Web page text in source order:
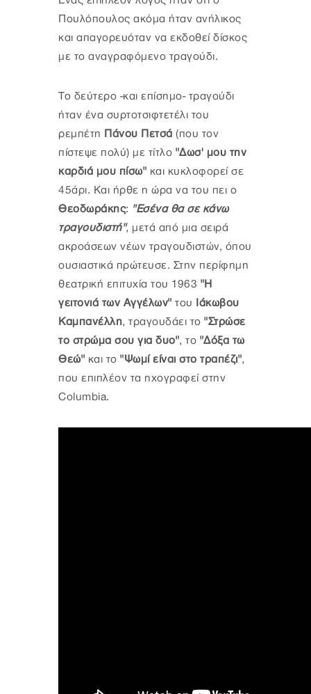
Πουλόπουλος ακόμα ήταν ανήλικος
και απαγορευόταν να εκδοθεί δίσκος
με το αναγραφόμενο τραγούδι.
Το δεύτερο -και επίσημο- τραγούδι
ήταν ένα συρτοτσιφτετέλι του
ρεμπέτη Πάνου Πετσά (που τον
πίστεψε πολύ) με τίτλο "Δωσ' μου την
καρδιά μου πίσω" και κυκλοφορεί σε
45άρι. Και ήρθε η ώρα να του πει ο
Θεοδωράκης: "Εσένα θα σε κάνω
τραγουδιστή", μετά από μια σειρά
ακροάσεων νέων τραγουδιστών, όπου
ουσιαστικά πρώτευσε. Στην περίφημη
θεατρική επιτυχία του 1963 "Η
γειτονιά των Αγγέλων" του
Ιάκωβου
Καμπανέλλη, τραγουδάει το "Στρώσε
το στρώμα σου για δυο", το "Δόξα τω
Θεώ" και το "Ψωμί είναι στο τραπέζι",
που επιπλέον τα ηχογραφεί στην
Columbia.